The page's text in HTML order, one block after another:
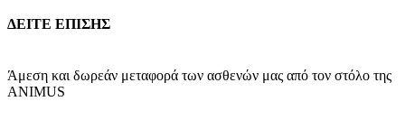
ΔΕΙΤΕ ΕΠΙΣΗΣ
Άμεση και δωρεάν μεταφορά των ασθενών μας από τον στόλο της
ΑΝΙΜUS